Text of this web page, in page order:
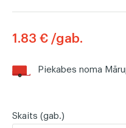
1.83 € /gab.
Piekabes noma
Skaits (gab.)